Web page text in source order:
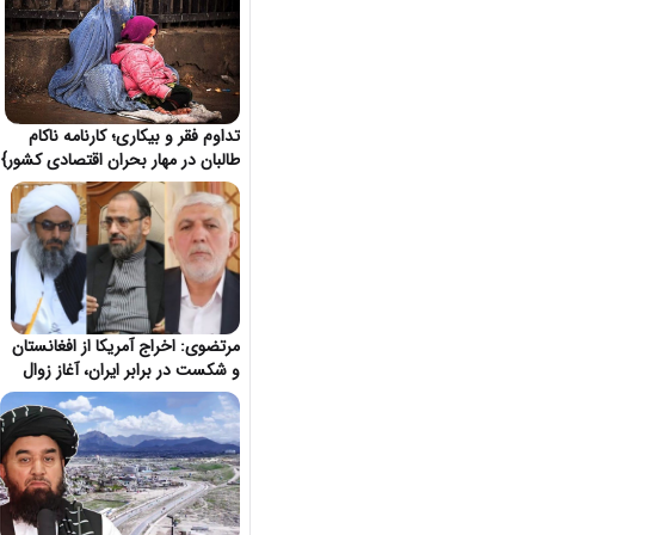
تداوم فقر و بیکاری؛ کارنامه ناکام
طالبان در مهار بحران اقتصادی کشور}
مرتضوی: اخراج آمریکا از افغانستان
و شکست در برابر ایران، آغاز زوال
هژمونی واشنگتن}